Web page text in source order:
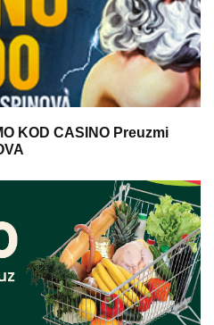
KOD CASINO Preuzmi